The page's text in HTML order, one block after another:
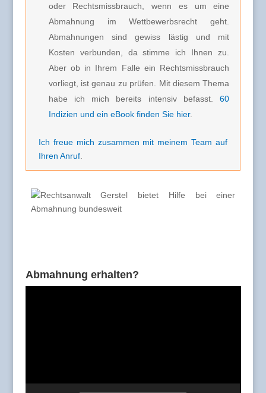
oder Rechtsmissbrauch, wenn es um eine
Abmahnung im Wettbewerbsrecht geht.
Abmahnungen sind gewiss lästig und mit
Kosten verbunden, da stimme ich Ihnen zu.
Aber ob in Ihrem Falle ein Rechtsmissbrauch
vorliegt, ist genau zu prüfen. Mit diesem Thema
habe ich mich bereits intensiv befasst.60
Indizien und ein eBook finden Sie hier.
Ich freue mich zusammen mit meinem Team auf
Ihren Anruf.
Abmahnung erhalten?